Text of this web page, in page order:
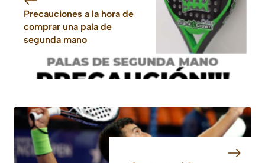
Precauciones a la hora de
comprar una pala de
segunda mano